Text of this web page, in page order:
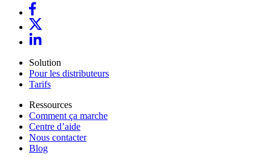
Solution
Pour les distributeurs
Tarifs
Ressources
Comment ça marche
Centre d’aide
Nous contacter
Blog